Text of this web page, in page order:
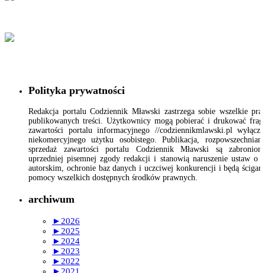
Polityka prywatności
Redakcja portalu Codziennik Mławski zastrzega sobie wszelkie
publikowanych treści. Użytkownicy mogą pobierać i drukować
zawartości portalu informacyjnego //codziennikmlawski.pl
niekomercyjnego użytku osobistego. Publikacja,
sprzedaż zawartości portalu Codziennik Mławski są
uprzedniej pisemnej zgody redakcji i stanowią naruszenie ustaw o
autorskim, ochronie baz danych i uczciwej konkurencji i będą
pomocy wszelkich dostępnych środków prawnych.
archiwum
► 2026
► 2025
► 2024
► 2023
► 2022
► 2021